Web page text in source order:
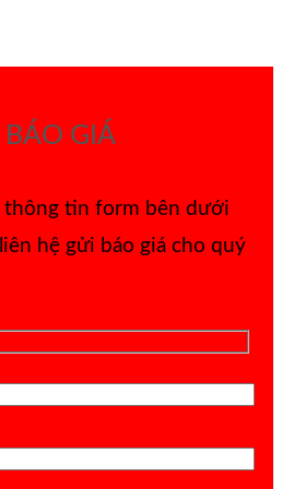
GIÁ
thông tin form bên dưới
hệ gửi báo giá cho quý